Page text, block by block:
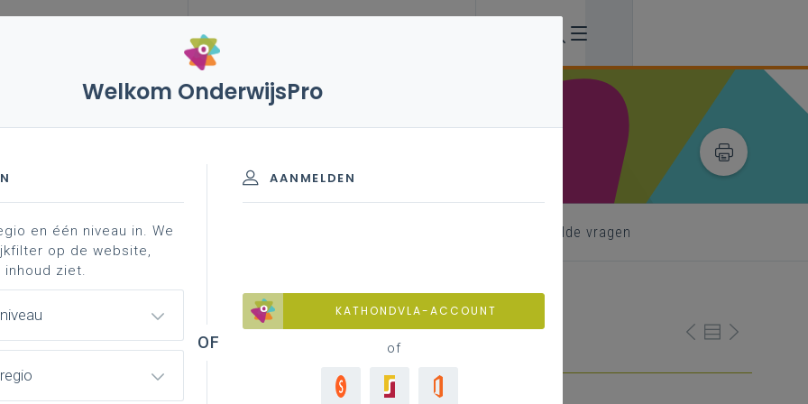
instrument? evaluatie-instrumenten veelgestelde vragen
een ruzie en denken ze na over een
Welkom OnderwijsPro
AANMELDEN
KATHONDVLA-ACCOUNT
of
en één niveau in. We
op de website,
ziet.